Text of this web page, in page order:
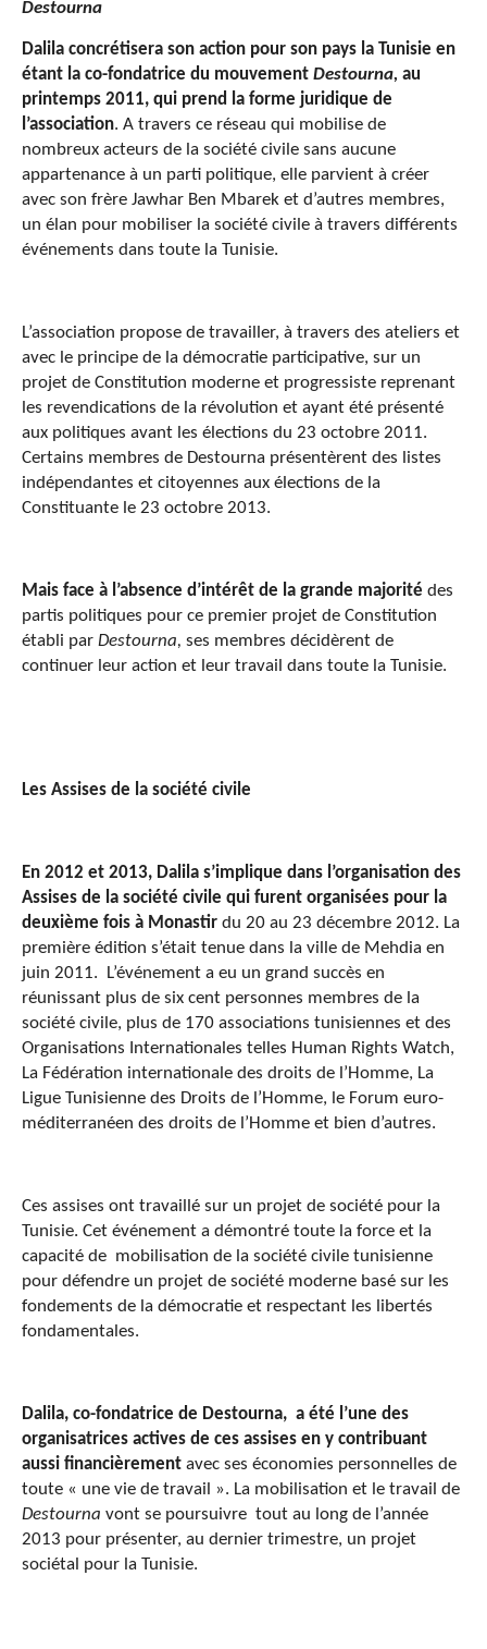
Destourna
Dalila concrétisera son action pour son pays la Tunisie en
étant la co-fondatrice du mouvement Destourna, au
printemps 2011, qui prend la forme juridique de
l’association. A travers ce réseau qui mobilise de
nombreux acteurs de la société civile sans aucune
appartenance à un parti politique, elle parvient à créer
avec son frère Jawhar Ben Mbarek et d’autres membres,
un élan pour mobiliser la société civile à travers différents
événements dans toute la Tunisie.
L’association propose de travailler, à travers des ateliers et
avec le principe de la démocratie participative, sur un
projet de Constitution moderne et progressiste reprenant
les revendications de la révolution et ayant été présenté
aux politiques avant les élections du 23 octobre 2011.
Certains membres de Destourna présentèrent des listes
indépendantes et citoyennes aux élections de la
Constituante le 23 octobre 2013.
Mais face à l’absence d’intérêt de la grande majorité des
partis politiques pour ce premier projet de Constitution
établi par Destourna, ses membres décidèrent de
continuer leur action et leur travail dans toute la Tunisie.
Les Assises de la société civile
En 2012 et 2013, Dalila s’implique dans l’organisation des
Assises de la société civile qui furent organisées pour la
deuxième fois à Monastir du 20 au 23 décembre 2012. La
première édition s’était tenue dans la ville de Mehdia en
juin 2011. L’événement a eu un grand succès en
réunissant plus de six cent personnes membres de la
société civile, plus de 170 associations tunisiennes et des
Organisations Internationales telles Human Rights Watch,
La Fédération internationale des droits de l’Homme, La
Ligue Tunisienne des Droits de l’Homme, le Forum euro-
méditerranéen des droits de l’Homme et bien d’autres.
Ces assises ont travaillé sur un projet de société pour la
Tunisie. Cet événement a démontré toute la force et la
capacité de mobilisation de la société civile tunisienne
pour défendre un projet de société moderne basé sur les
fondements de la démocratie et respectant les libertés
fondamentales.
Dalila, co-fondatrice de Destourna, a été l’une des
organisatrices actives de ces assises en y contribuant
aussi financièrement avec ses économies personnelles de
toute « une vie de travail ». La mobilisation et le travail de
Destourna vont se poursuivre tout au long de l’année
2013 pour présenter, au dernier trimestre, un projet
sociétal pour la Tunisie.